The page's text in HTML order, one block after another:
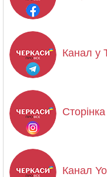
Канал у
Канал